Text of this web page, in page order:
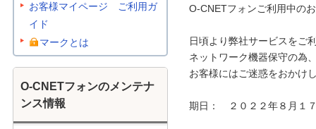
O-CNETフォンご利用中の
日頃より弊社サービスをご
ネットワーク機器保守の為
お客様にはご迷惑をおかけ
期日：　２０２２年８月１
お客様マイページ ご利用ガ
イド
マークとは
O-CNETフォンのメンテナ
ンス情報